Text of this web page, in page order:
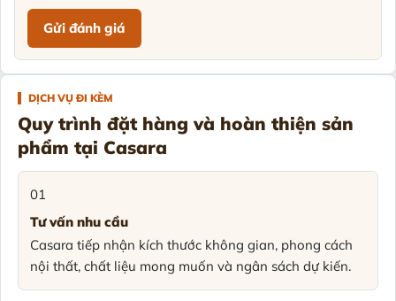
DỊCH VỤ ĐI KÈM
Quy trình đặt hàng và hoàn thiện sản
phẩm tại Casara
01
Tư vấn nhu cầu
Casara tiếp nhận kích thước không gian, phong cách
nội thất, chất liệu mong muốn và ngân sách dự kiến.